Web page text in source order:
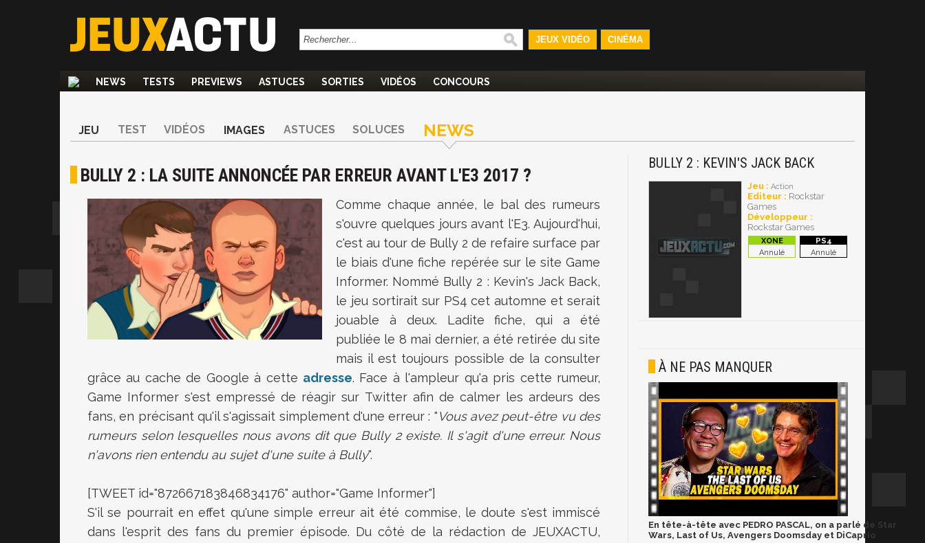
JEUX VIDÉO CINÉMA
NEWS TESTS PREVIEWS ASTUCES SORTIES VIDÉOS CONCOURS
JEU TEST VIDÉOS IMAGES ASTUCES SOLUCES NEWS
BULLY 2 : LA SUITE ANNONCÉE PAR ERREUR AVANT L'E3 2017 ?
Comme chaque année, le bal des rumeurs
s'ouvre quelques jours avant l'E3. Aujourd'hui,
c'est au tour de Bully 2 de refaire surface par
le biais d'une fiche repérée sur le site Game
Informer. Nommé Bully 2 : Kevin's Jack Back,
le jeu sortirait sur PS4 cet automne et serait
jouable à deux. Ladite fiche, qui a été
publiée le 8 mai dernier, a été retirée du site
mais il est toujours possible de la consulter
grâce au cache de Google à cette adresse. Face à l'ampleur qu'a pris cette rumeur,
Game Informer s'est empressé de réagir sur Twitter afin de calmer les ardeurs des
fans, en précisant qu'il s'agissait simplement d'une erreur : "Vous avez peut-être vu des
rumeurs selon lesquelles nous avons dit que Bully 2 existe. Il s'agit d'une erreur. Nous
n'avons rien entendu au sujet d'une suite à Bully".
[TWEET id="872667183846834176" author="Game Informer"]
S'il se pourrait en effet qu'une simple erreur ait été commise, le doute s'est immiscé
dans l'esprit des fans du premier épisode. Du côté de la rédaction de JEUXACTU,
BULLY 2 : KEVIN'S JACK BACK
Jeu : Action
Editeur : Rockstar
Games
Développeur :
Rockstar Games
Annulé Annulé
À NE PAS MANQUER
En tête-à-tête avec PEDRO PASCAL, on a parlé de Star
Wars, Last of Us, Avengers Doomsday et DiCaprio